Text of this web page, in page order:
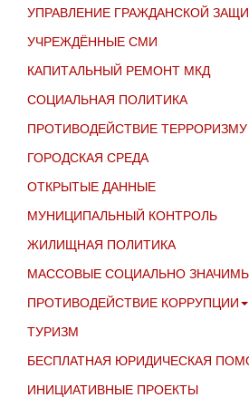
УПРАВЛЕНИЕ ГРАЖДАНСКОЙ
УЧРЕЖДЁННЫЕ СМИ
КАПИТАЛЬНЫЙ РЕМОНТ МКД
СОЦИАЛЬНАЯ ПОЛИТИКА
ПРОТИВОДЕЙСТВИЕ ТЕРРОРИЗМУ
ГОРОДСКАЯ СРЕДА
ОТКРЫТЫЕ ДАННЫЕ
МУНИЦИПАЛЬНЫЙ КОНТРОЛЬ
ЖИЛИЩНАЯ ПОЛИТИКА
МАССОВЫЕ СОЦИАЛЬНО
ПРОТИВОДЕЙСТВИЕ КОРРУПЦИИ
ТУРИЗМ
БЕСПЛАТНАЯ ЮРИДИЧЕСКАЯ
ИНИЦИАТИВНЫЕ ПРОЕКТЫ